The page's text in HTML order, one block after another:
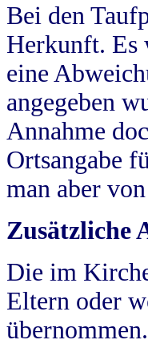
Bei den
Herkunft. Es
eine
angegeben
Annahme
Ortsangabe
man aber
Zusätzliche
Die im
Eltern oder
übernommen.